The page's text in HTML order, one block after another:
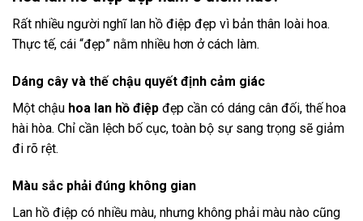
Rất nhiều người nghĩ lan hồ điệp đẹp vì bản thân loài hoa.
Thực tế, cái “đẹp” nằm nhiều hơn ở cách làm.
Dáng cây và thế chậu quyết định cảm giác
Một chậu hoa lan hồ điệp đẹp cần có dáng cân đối, thế hoa
hài hòa. Chỉ cần lệch bố cục, toàn bộ sự sang trọng sẽ giảm
đi rõ rệt.
Màu sắc phải đúng không gian
Lan hồ điệp có nhiều màu, nhưng không phải màu nào cũng